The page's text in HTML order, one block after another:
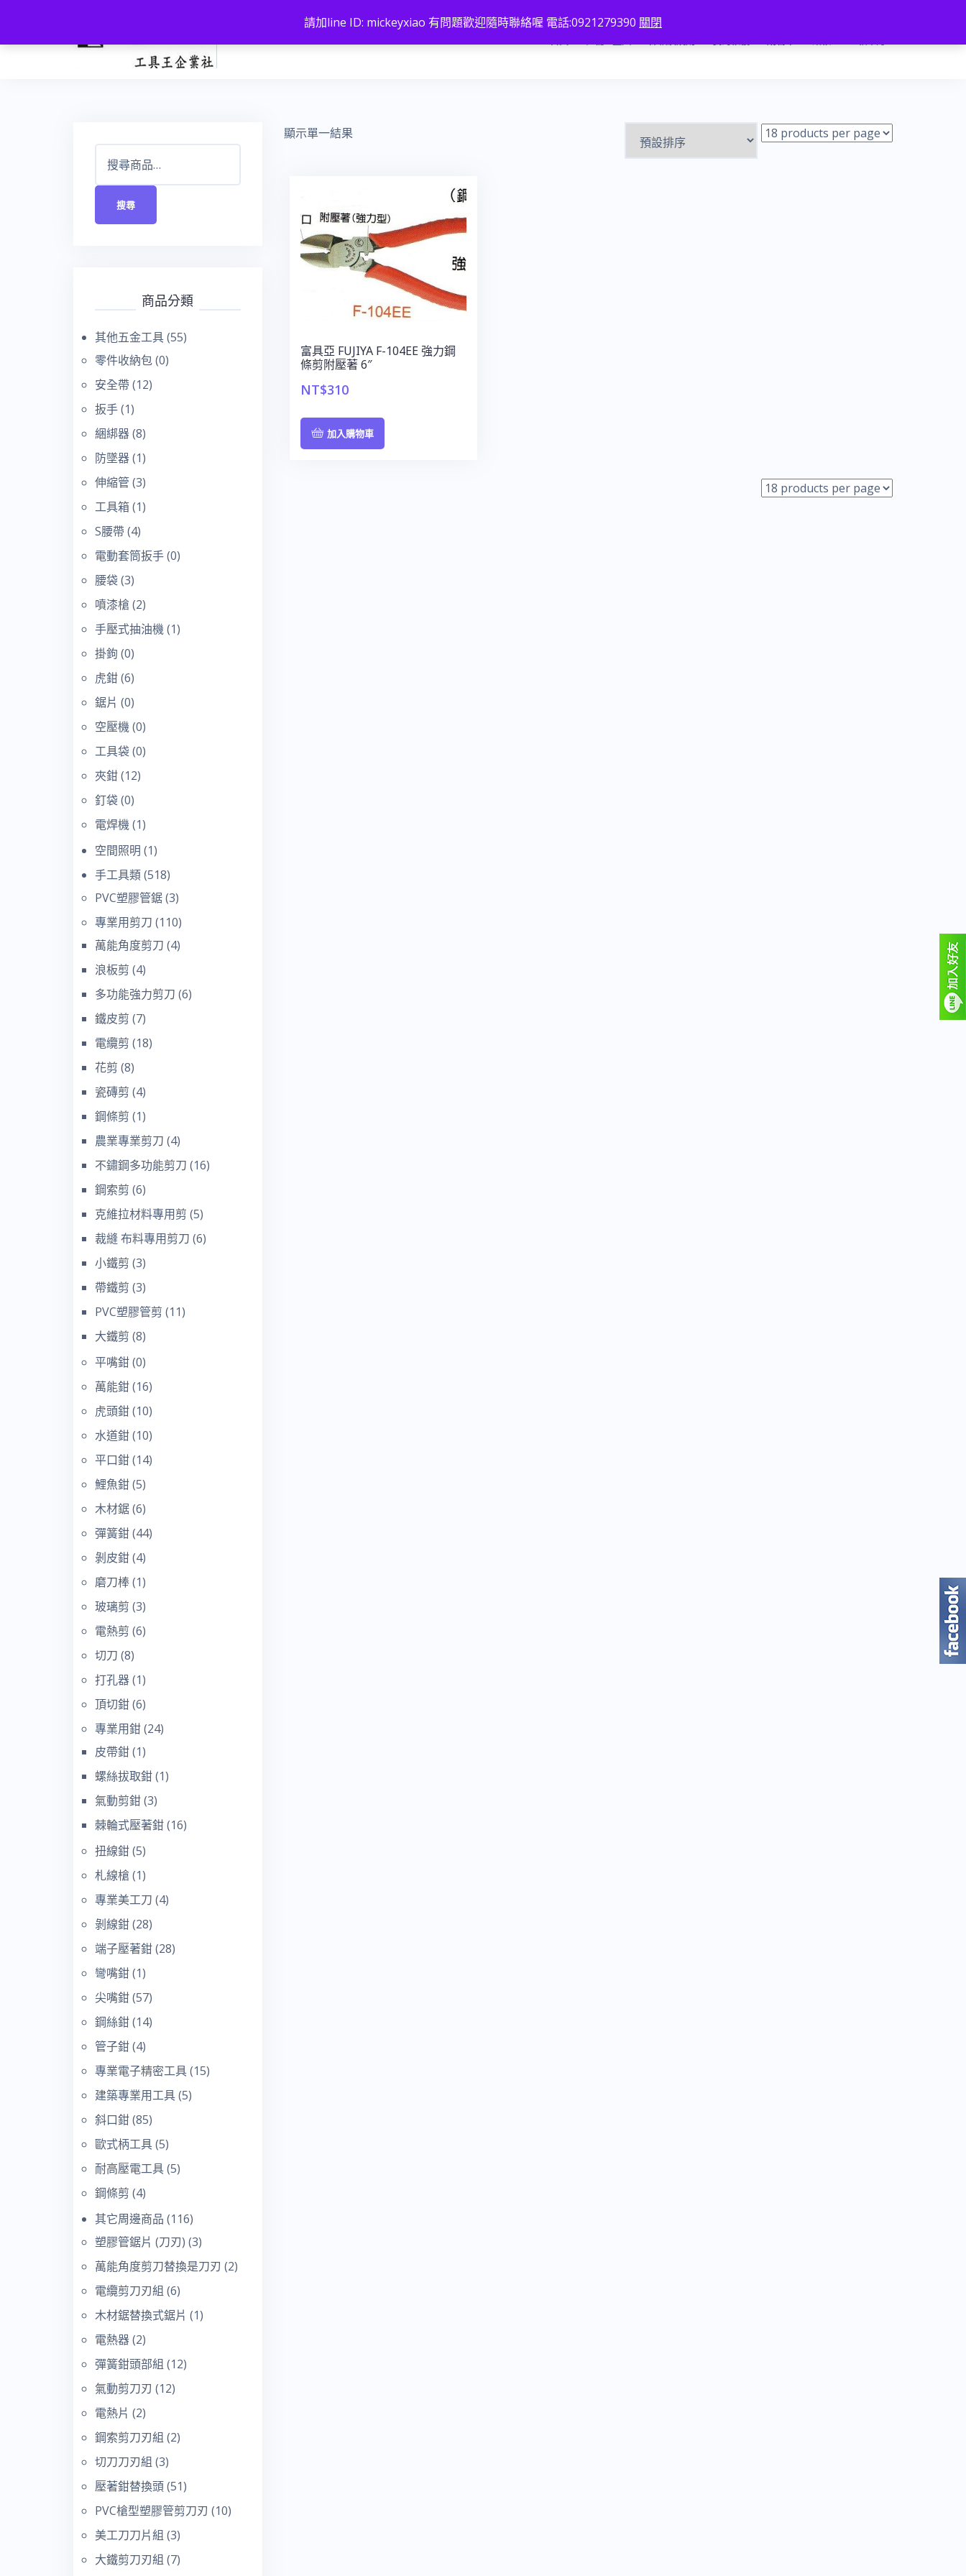
顯示單一結果
富具亞 FUJIYA F-104EE 強力鋼
條剪附壓著 6″
NT$310
加入購物車
鍵
搜尋
商品分類
其他五金工具(55)
零件收納包(0)
安全帶 (12)
扳手(1)
綑綁器(8)
防墜器(1)
伸縮管(3)
工具箱(1)
S腰帶 (4)
電動套筒扳手(0)
腰袋(3)
噴漆槍 (2)
手壓式抽油機(1)
掛鉤 (0)
虎鉗(6)
鋸片 (0)
空壓機(0)
工具袋(0)
夾鉗(12)
釘袋(0)
電焊機(1)
空間照明 (1)
手工具類(518)
PVC塑膠管鋸(3)
專業用剪刀 (110)
萬能角度剪刀 (4)
浪板剪 (4)
多功能強力剪刀 (6)
鐵皮剪 (7)
電纜剪 (18)
花剪 (8)
瓷磚剪 (4)
鋼條剪 (1)
農業專業剪刀 (4)
不鏽鋼多功能剪刀 (16)
鋼索剪 (6)
克維拉材料專用剪 (5)
裁縫 布料專用剪刀 (6)
小鐵剪 (3)
帶鐵剪 (3)
PVC塑膠管剪 (11)
大鐵剪 (8)
平嘴鉗(0)
萬能鉗(16)
虎頭鉗(10)
水道鉗(10)
平口鉗(14)
鯉魚鉗(5)
木材鋸(6)
彈簧鉗(44)
剝皮鉗(4)
磨刀棒(1)
玻璃剪 (3)
電熱剪 (6)
切刀 (8)
打孔器(1)
頂切鉗(6)
專業用鉗(24)
皮帶鉗(1)
螺絲拔取鉗(1)
氣動剪鉗(3)
棘輪式壓著鉗(16)
扭線鉗(5)
札線槍 (1)
專業美工刀 (4)
剝線鉗(28)
端子壓著鉗(28)
彎嘴鉗(1)
尖嘴鉗(57)
鋼絲鉗(14)
管子鉗(4)
專業電子精密工具(15)
建築專業用工具(5)
斜口鉗(85)
歐式柄工具(5)
耐高壓電工具(5)
鋼條剪 (4)
其它周邊商品 (116)
塑膠管鋸片 (刀刃) (3)
萬能角度剪刀替換是刀刃 (2)
電纜剪刀刃組 (6)
木材鋸替換式鋸片 (1)
電熱器(2)
彈簧鉗頭部組 (12)
氣動剪刀刃 (12)
電熱片 (2)
鋼索剪刀刃組 (2)
切刀刀刃組 (3)
壓著鉗替換頭(51)
PVC槍型塑膠管剪刀刃 (10)
美工刀刀片組 (3)
大鐵剪刀刃組 (7)
請加line ID: mickeyxiao 有問題歡迎隨時聯絡喔 電話:0921279390 關閉